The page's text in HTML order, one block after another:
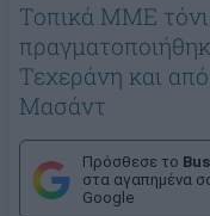
Τοπικά ΜΜΕ
Τεχεράνη και
Μασάντ
Πρόσθεσε το
στα αγαπημένα
Google